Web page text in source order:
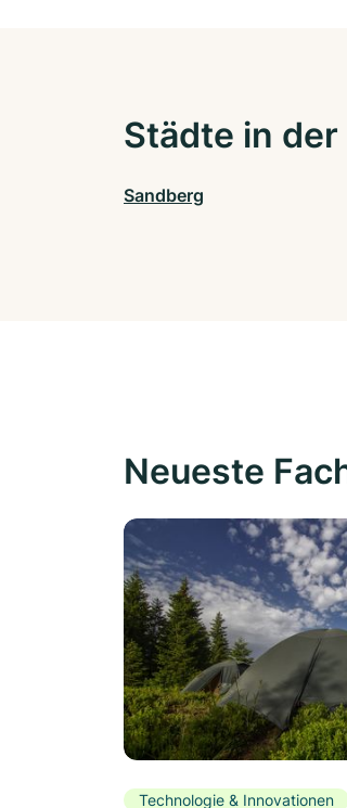
Städte in der
Sandberg
Neueste
Technologie & Innovationen